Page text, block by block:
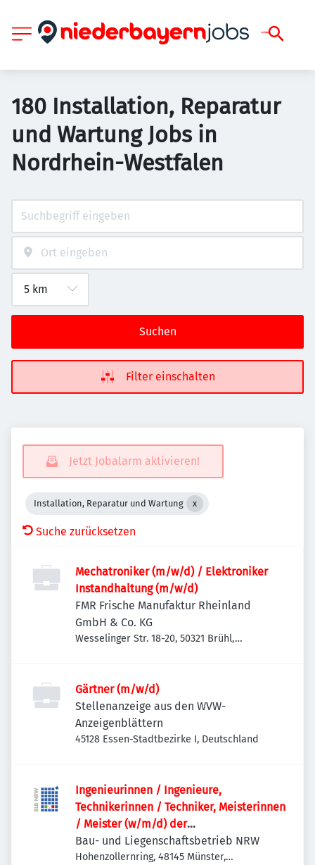
180 Installation, Reparatur
und Wartung Jobs in
Nordrhein-Westfalen
Suchen
Filter einschalten
Jetzt Jobalarm aktivieren!
Installation, Reparatur und Wartung
Suche zurücksetzen
Mechatroniker (m/w/d) / Elektroniker
Instandhaltung (m/w/d)
FMR Frische Manufaktur Rheinland
GmbH & Co. KG
Wesselinger Str. 18-20, 50321 Brühl,
Gärtner (m/w/d)
Stellenanzeige aus den WVW-
Anzeigenblättern
45128 Essen-Stadtbezirke I, Deutschland
Ingenieurinnen / Ingenieure,
Technikerinnen / Techniker, Meisterinnen
/ Meister (w/m/d) der
Versorgungstechnik / Technischen
Gebäudeausrüstung als
Bau- und Liegenschaftsbetrieb NRW
Hohenzollernring, 48145 Münster,